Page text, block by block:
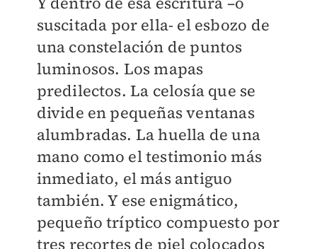
suscitada por ella- el esbozo de
una constelación de puntos
luminosos. Los mapas
predilectos. La celosía que se
divide en pequeñas ventanas
alumbradas. La huella de una
mano como el testimonio más
inmediato, el más antiguo
también. Y ese enigmático,
pequeño tríptico compuesto por
tres recortes de piel colocados